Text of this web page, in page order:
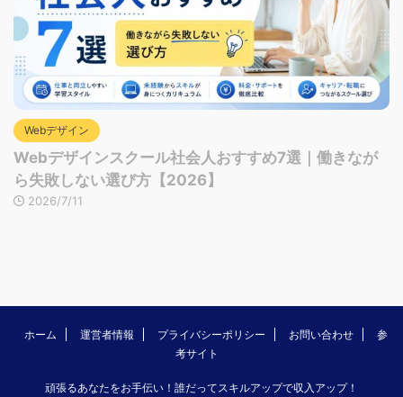
Webデザイン
Webデザインスクール社会人おすすめ7選｜働きなが
ら失敗しない選び方【2026】
2026/7/11
ホーム 運営者情報 プライバシーポリシー お問い合わせ
参
考サイト
頑張るあなたをお手伝い！誰だってスキルアップで収入アップ！